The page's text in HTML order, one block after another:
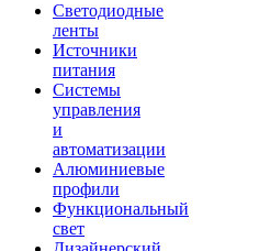
Светодиодные
ленты
Источники
питания
Системы
управления
и
автоматизации
Алюминиевые
профили
Функциональный
свет